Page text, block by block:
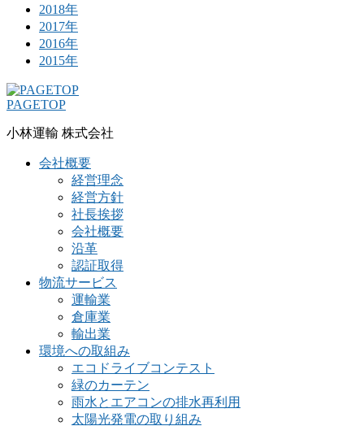
2018年
2017年
2016年
2015年
PAGETOP
小林運輸 株式会社
会社概要
経営理念
経営方針
社長挨拶
会社概要
沿革
認証取得
物流サービス
運輸業
倉庫業
輸出業
環境への取組み
エコドライブコンテスト
緑のカーテン
雨水とエアコンの排水再利用
太陽光発電の取り組み